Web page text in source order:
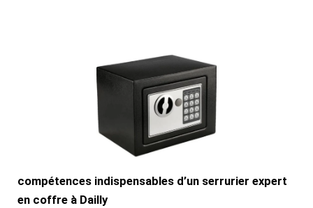
compétences indispensables d’un serrurier expert
en coffre à Dailly